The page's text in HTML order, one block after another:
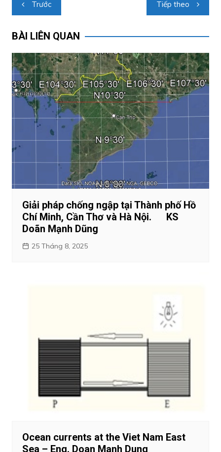
hướng
bài
Trước Tiếp theo
BÀI LIÊN QUAN
Giải pháp chống ngập tại Thành phố Hồ
Chí Minh, Cần Thơ và Hà Nội. KS
Doãn Mạnh Dũng
25 Tháng 8, 2025
Ocean currents at the Viet Nam East
Sea – Eng. Doan Manh Dung